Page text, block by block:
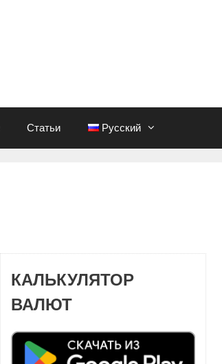
Статьи Русский
КАЛЬКУЛЯТОР
ВАЛЮТ